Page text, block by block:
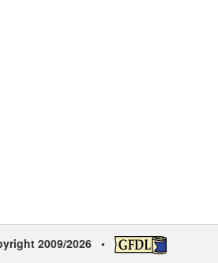
2009/2026 •